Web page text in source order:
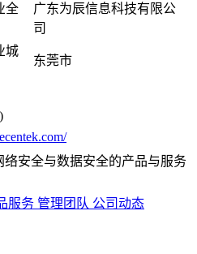
全
广东为辰信息科技有限公
司
城
东莞市
络安全与数据安全的产品与服务
服务 管理团队 公司动态